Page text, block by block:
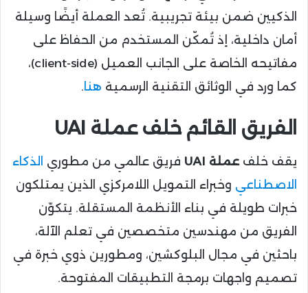
الذكيين ضمن بيئة تجريبية. تُعد العملة أيضًا وسيلة
أمان داخلية، إذ تُمكّن المستخدم من الحفاظ على
مفاتيحه الخاصة على الجانب العميل (client-side)،
كما ورد في الوثائق التقنية الرسمية هنا .
الفريق القائم خلف عملة UAI
يقف خلفعملة UAI فريق عالمي من مطوري الذكاء
الاصطناعي وخبراء التمويل اللامركزي الذين يمتلكون
خبرات طويلة في بناء الأنظمة المستقلة. يتكوّن
الفريق من مهندسين متخصصين في تعلم الآلة،
باحثين في مجال البلوكشين، ومطورين ذوي خبرة في
تصميم واجهات برمجة التطبيقات المفتوحة.